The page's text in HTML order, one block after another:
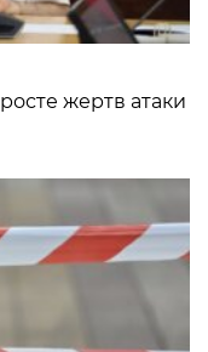
жертв атаки